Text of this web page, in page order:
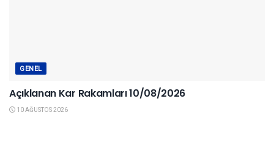
GENEL
Açıklanan Kar Rakamları 10/08/2026
10 AĞUSTOS 2026